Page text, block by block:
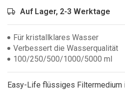
Auf Lager, 2-3 Werktage
Für kristallklares Wasser
Verbessert die Wasserqualität
100/250/500/1000/5000 ml
Easy-Life flüssiges